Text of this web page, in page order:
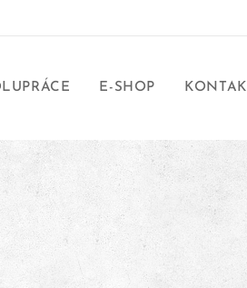
E-SHOP